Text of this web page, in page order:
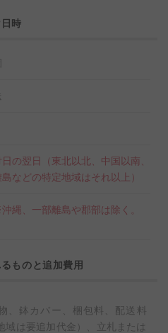
底面φ：28
時
の翌日（東北以北、中国以南、
などの特定地域はそれ以上）
、一部離島や郡部は除く。
ものと追加費用
、鉢カバー、梱包料、配送料
域は要追加代金）、立札または